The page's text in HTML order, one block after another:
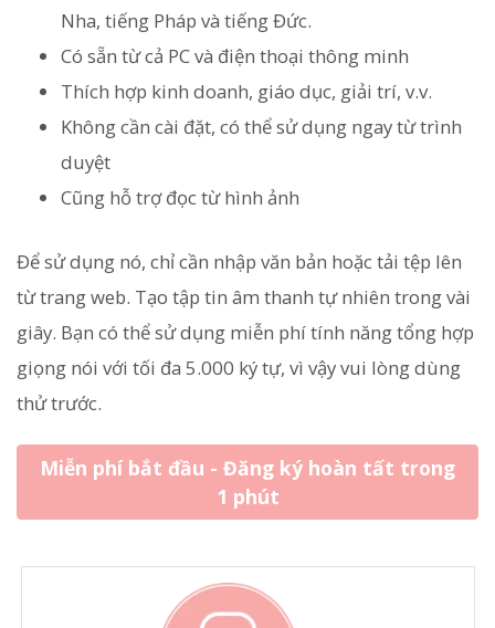
Nha, tiếng Pháp và tiếng Đức.
Có sẵn từ cả PC và điện thoại thông minh
Thích hợp kinh doanh, giáo dục, giải trí, v.v.
Không cần cài đặt, có thể sử dụng ngay từ trình
duyệt
Cũng hỗ trợ đọc từ hình ảnh
Để sử dụng nó, chỉ cần nhập văn bản hoặc tải tệp lên
từ trang web. Tạo tập tin âm thanh tự nhiên trong vài
giây. Bạn có thể sử dụng miễn phí tính năng tổng hợp
giọng nói với tối đa 5.000 ký tự, vì vậy vui lòng dùng
thử trước.
Miễn phí bắt đầu - Đăng ký hoàn tất trong
1 phút